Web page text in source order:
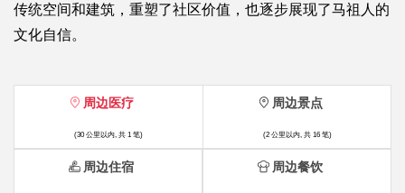
传统空间和建筑，重塑了社区价值，也逐步展现了马祖人的
文化自信。
周边医疗
(30 公里以内, 共 1 笔)
周边景点
(2 公里以内, 共 16 笔)
周边住宿 周边餐饮